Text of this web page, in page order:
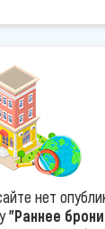
нет
"Раннее